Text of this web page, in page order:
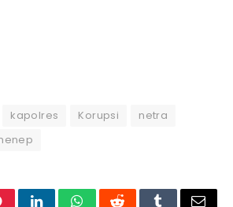
kapolres Korupsi
netra